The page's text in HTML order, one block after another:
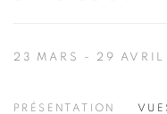
23 MARS - 29
PRÉSENTATION